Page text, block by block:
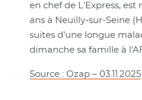
en chef de L'Express, est
ans à Neuilly-sur-Seine
suites d'une longue
dimanche sa famille à
Source : Ozap – 03.11.2025